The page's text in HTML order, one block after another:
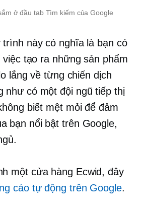
ở đầu tab Tìm kiếm của Google
này có nghĩa là bạn có
tạo ra những sản phẩm
lắng về từng chiến dịch
như có một đội ngũ tiếp thị
biết mệt mỏi để đảm
bạn nổi bật trên Google,
một cửa hàng Ecwid, đây
cáo tự động trên Google.